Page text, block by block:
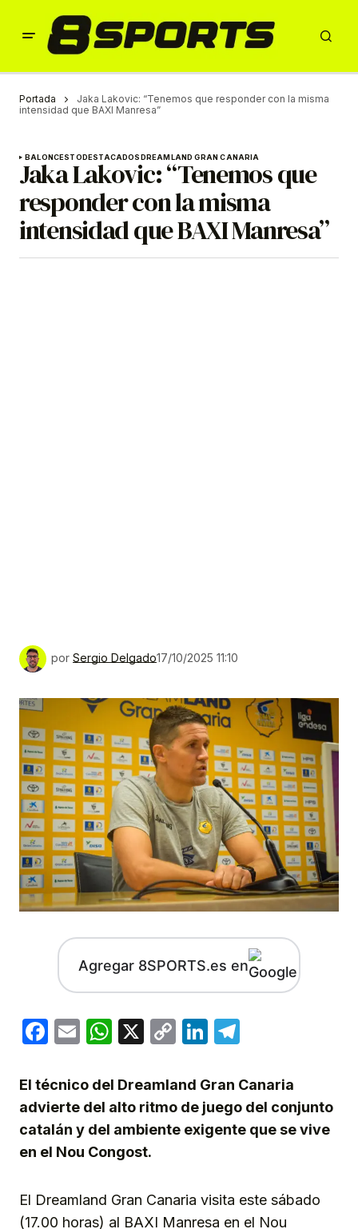
Portada
Jaka Lakovic: “Tenemos que responder con la misma
intensidad que BAXI Manresa”
BALONCESTODESTACADOSDREAMLAND GRAN CANARIA
Jaka Lakovic: “Tenemos que
responder con la misma
intensidad que BAXI Manresa”
por Sergio Delgado17/10/2025 11:10
Agregar 8SPORTS.es en
Facebook
EmailWhatsApp
X
CopyLinkedIn
El técnico del Dreamland Gran Canaria
advierte del alto ritmo de juego del conjunto
catalán y del ambiente exigente que se vive
en el Nou Congost.
El Dreamland Gran Canaria visita este sábado
(17.00 horas) al BAXI Manresa en el Nou